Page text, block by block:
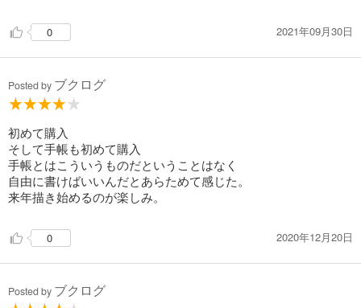
紹介したい10名の使い方など。
独自のアイデアできわめた使い方は、
0 2021年09月30日
Posted by ブクログ
初めて購入
そして手帳も初めて購入
手帳とはこういうものだということはなく
自由に書けばいいんだとあらためて感じた。
来年描き始めるのが楽しみ。
0 2020年12月20日
Posted by ブクログ